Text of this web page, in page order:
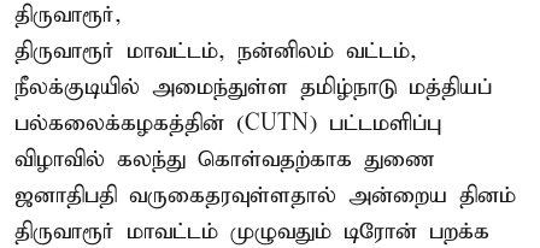
திருவாரூர்,
திருவாரூர் மாவட்டம், நன்னிலம் வட்டம்,
நீலக்குடியில் அமைந்துள்ள தமிழ்நாடு மத்தியப்
பல்கலைக்கழகத்தின் (CUTN) பட்டமளிப்பு
விழாவில் கலந்து கொள்வதற்காக துணை
ஜனாதிபதி வருகைதரவுள்ளதால் அன்றைய தினம்
திருவாரூர் மாவட்டம் முழுவதும் டிரோன் பறக்க